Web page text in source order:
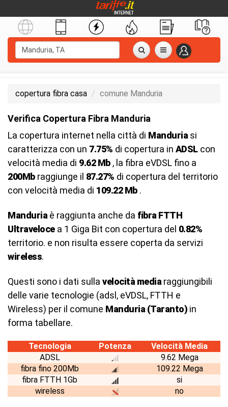
copertura fibra casa comune Manduria
Verifica Copertura Fibra Manduria
La copertura internet nella città di Manduria si
caratterizza con un 7.75% di copertura in ADSLcon
velocità media di 9.62 Mb, la fibra eVDSL fino a
200Mbraggiunge il 87.27% di copertura del territorio
con velocità media di 109.22 Mb.
Manduria è raggiunta anche da fibra FTTH
Ultravelocea 1 Giga Bit con copertura del 0.82%
territorio. e non risulta essere coperta da servizi
wireless.
Questi sono i dati sulla velocità media raggiungibili
delle varie tecnologie (adsl, eVDSL, FTTH e
Wireless) per il comune Manduria (Taranto) in
forma tabellare.
Tecnologia Potenza
Velocità Media
ADSL
9.62 Mega
fibra fino 200Mb
109.22 Mega
fibra FTTH 1Gb
si
wireless
no